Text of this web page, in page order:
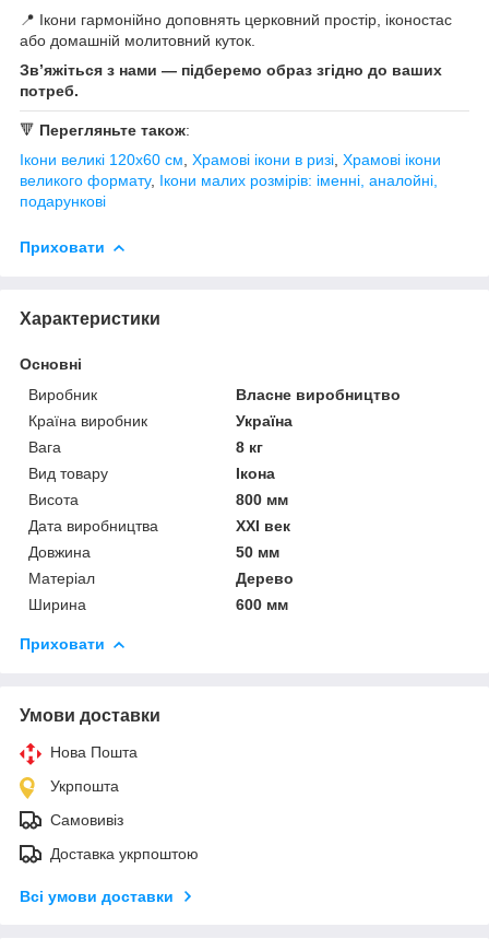
📍 Ікони гармонійно доповнять церковний простір, іконостас
або домашній молитовний куток.
Зв’яжіться з нами — підберемо образ згідно до ваших
потреб.
🔻 Перегляньте також:
Ікони великі 120х60 см Храмові ікони в ризі Храмові ікони
великого формату, Ікони малих розмірів: іменні, аналойні,
подарункові
Приховати
Характеристики
Основні
Виробник
Власне виробництво
Країна виробник
Україна
Вага
8 кг
Вид товару
Ікона
Висота
800 мм
Дата виробництва
XXI век
Довжина
50 мм
Матеріал
Дерево
Ширина
600 мм
Приховати
Умови доставки
Нова Пошта
Укрпошта
Самовивіз
Доставка укрпоштою
Всі умови доставки